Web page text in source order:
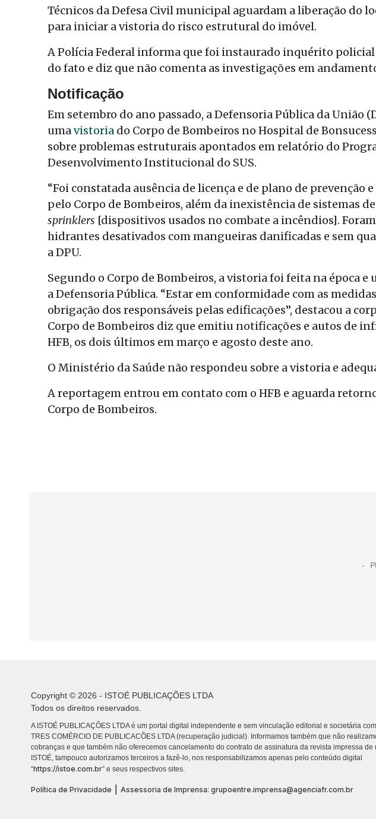
Técnicos da Defesa Civil municipal aguardam a liberação do
para iniciar a vistoria do risco estrutural do imóvel.
A Polícia Federal informa que foi instaurado inquérito
do fato e diz que não comenta as investigações em
Notificação
Em setembro do ano passado, a Defensoria Pública da União
umavistoria do Corpo de Bombeiros no Hospital de
sobre problemas estruturais apontados em relatório do
Desenvolvimento Institucional do SUS.
“Foi constatada ausência de licença e de plano de prevenção
pelo Corpo de Bombeiros, além da inexistência de sistemas
sprinklers [dispositivos usados no combate a incêndios].
hidrantes desativados com mangueiras danificadas e sem
a DPU.
Segundo o Corpo de Bombeiros, a vistoria foi feita na época
a Defensoria Pública. “Estar em conformidade com as
obrigação dos responsáveis pelas edificações”, destacou a
Corpo de Bombeiros diz que emitiu notificações e autos de
HFB, os dois últimos em março e agosto deste ano.
O Ministério da Saúde não respondeu sobre a vistoria e
A reportagem entrou em contato com o HFB e aguarda
Corpo de Bombeiros.
Copyright © 2026 - ISTOÉ PUBLICAÇÕES LTDA
Todos os direitos reservados.
A ISTOÉ PUBLICAÇÕES LTDA é um portal digital independente e sem vinculação editorial e societária
TRES COMÉRCIO DE PUBLICACÕES LTDA (recuperação judicial). Informamos também que não
cobranças e que também não oferecemos cancelamento do contrato de assinatura da revista impressa de
ISTOÉ, tampouco autorizamos terceiros a fazê-lo, nos responsabilizamos apenas pelo conteúdo digital
“https://istoe.com.br” e seus respectivos sites.
Política de Privacidade Assessoria de Imprensa: grupoentre.imprensa@agenciafr.com.br